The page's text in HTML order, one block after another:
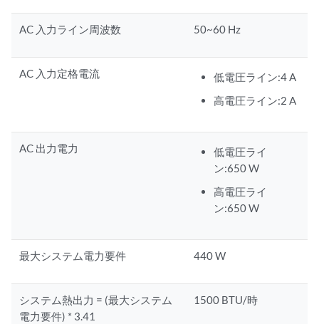
AC 入力ライン周波数 50~60 Hz
AC 入力定格電流
低電圧ライン:4 A
高電圧ライン:2 A
AC 出力電力
低電圧ライ
ン:650 W
高電圧ライ
ン:650 W
最大システム電力要件 440 W
システム熱出力 = (最大システム
電力要件) * 3.41
1500 BTU/時